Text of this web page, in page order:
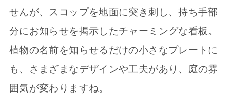
せんが、スコップを地面に突き刺し、持ち手部
分にお知らせを掲示したチャーミングな看板。
植物の名前を知らせるだけの小さなプレートに
も、さまざまなデザインや工夫があり、庭の雰
囲気が変わりますね。